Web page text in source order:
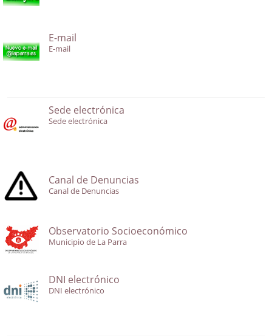
E-mail
E-mail
Sede electrónica
Sede electrónica
Canal de Denuncias
Canal de Denuncias
Observatorio Socioeconómico
Municipio de La Parra
DNI electrónico
DNI electrónico